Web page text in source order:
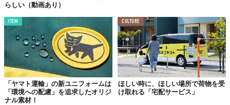
らしい（動画あり）
ITEM
「ヤマト運輸」の新ユニフォームは
「環境への配慮」を追求したオリジ
ナル素材！
CULTURE
ほしい時に、ほしい場所で荷物を受
け取れる「宅配サービス」